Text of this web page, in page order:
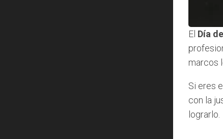
El Día
marcos
Si eres
con la
lograrlo.